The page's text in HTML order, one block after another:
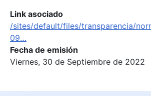
Link asociado
/sites/default/files/transparencia/
09…
Fecha de emisión
Viernes, 30 de Septiembre de 2022